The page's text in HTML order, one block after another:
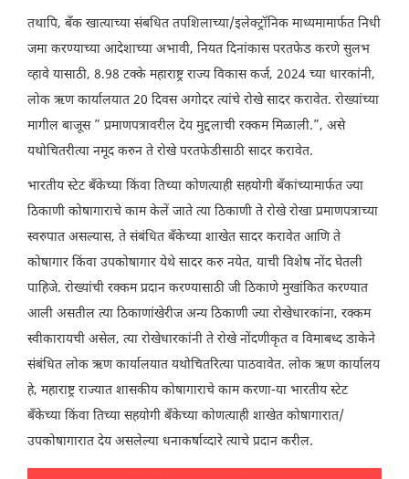
तथापि, बँक खात्याच्या संबधित तपशिलाच्या/इलेक्ट्रॉनिक माध्यमामार्फत निधी
जमा करण्याच्या आदेशाच्या अभावी, नियत दिनांकास परतफेड करणे सुलभ
व्हावे यासाठी, 8.98 टक्के महाराष्ट्र राज्य विकास कर्ज, 2024 च्या धारकांनी,
लोक ऋण कार्यालयात 20 दिवस अगोदर त्यांचे रोखे सादर करावेत. रोख्यांच्या
मागील बाजूस ” प्रमाणपत्रावरील देय मुद्दलाची रक्कम मिळाली.”, असे
यथोचितरीत्या नमूद करुन ते रोखे परतफेडीसाठी सादर करावेत.
भारतीय स्टेट बँकेच्या किंवा तिच्या कोणत्याही सहयोगी बँकांच्यामार्फत ज्या
ठिकाणी कोषागाराचे काम केलें जाते त्या ठिकाणी ते रोखे रोखा प्रमाणपत्राच्या
स्वरुपात असल्यास, ते संबंधित बँकेच्या शाखेत सादर करावेत आणि ते
कोषागार किंवा उपकोषागार येथे सादर करु नयेत, याची विशेष नोंद घेतली
पाहिजे. रोख्यांची रक्कम प्रदान करण्यासाठी जी ठिकाणे मुखांकित करण्यात
आली असतील त्या ठिकाणांखेरीज अन्य ठिकाणी ज्या रोखेधारकांना, रक्कम
स्वीकारायची असेल, त्या रोखेधारकांनी ते रोखे नोंदणीकृत व विमाबध्द डाकेने
संबंधित लोक ऋण कार्यालयात यथोचितरित्या पाठवावेत. लोक ऋण कार्यालय
हे, महाराष्ट्र राज्यात शासकीय कोषागाराचे काम करणा-या भारतीय स्टेट
बँकेच्या किंवा तिच्या सहयोगी बँकेच्या कोणत्याही शाखेत कोषागारात/
उपकोषागारात देय असलेल्या धनाकर्षाव्दारे त्याचे प्रदान करील.